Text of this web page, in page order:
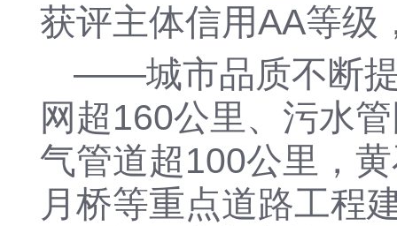
获评主体信用AA等级
——城市品质不断
网超160公里、污水
气管道超100公里，
月桥等重点道路工程